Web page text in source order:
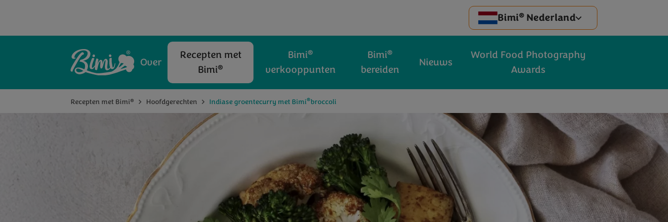
Bimi® Nederland
Over
Recepten met
Bimi®
Bimi®
verkooppunten
Bimi®
bereiden
Nieuws
World Food Photography
Awards
Recepten met Bimi® Hoofdgerechten Indiase groentecurry met Bimi®broccoli